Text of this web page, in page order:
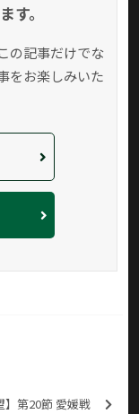
す。
の記事だけでな
をお楽しみいた
】第20節 愛媛戦